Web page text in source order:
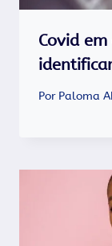
Covid
Por Paloma